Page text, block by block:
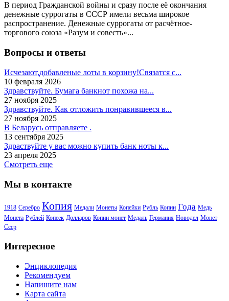
В период Гражданской войны и сразу после её окончания
денежные суррогаты в СССР имели весьма широкое
распространение. Денежные суррогаты от расчётное-
торгового союза «Разум и совесть»...
Вопросы и ответы
Исчезают,добавленые лоты в корзину!Связатся с...
10 февраля 2026
Здравствуйте. Бумага банкнот похожа на...
27 ноября 2025
Здравствуйте. Как отложить понравившееся в...
27 ноября 2025
В Беларусь отправляете .
13 сентября 2025
Здраствуйте у вас можно купить банк ноты к...
23 апреля 2025
Смотреть еще
Мы в контакте
1918 Серебро Копия Медали Монеты Копейки Рубль Копии Года Медь
Монета Рублей Копеек Долларов Копии монет Медаль Германия Новодел Монет
Ссср
Интересное
Энциклопедия
Рекомендуем
Напишите нам
Карта сайта